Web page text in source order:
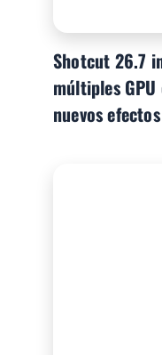
Shotcut 26.7
múltiples
nuevos